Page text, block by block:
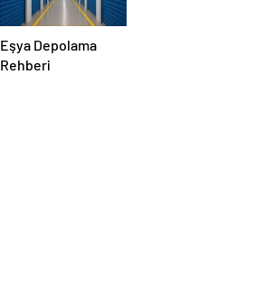
Eşya Depolama
Rehberi